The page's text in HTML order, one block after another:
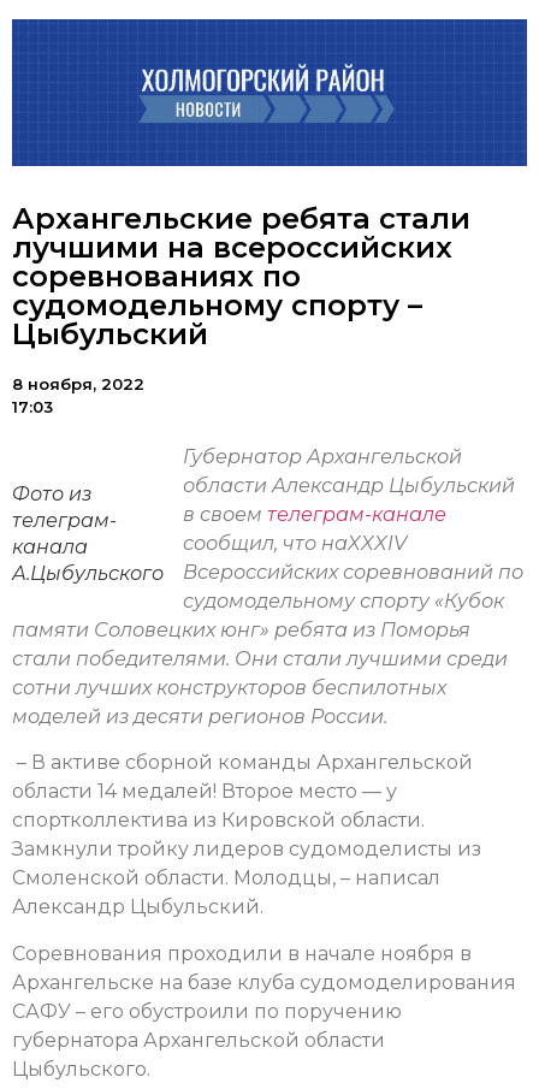
Архангельские ребята стали
лучшими на всероссийских
соревнованиях по
судомодельному спорту –
Цыбульский
8 ноября, 2022
17:03
Фото из
телеграм-
канала
А.Цыбульского
Губернатор Архангельской
области Александр Цыбульский
в своем телеграм-канале
сообщил, что наXXXIV
Всероссийских соревнований по
судомодельному спорту «Кубок
памяти Соловецких юнг» ребята из Поморья
стали победителями. Они стали лучшими среди
сотни лучших конструкторов беспилотных
моделей из десяти регионов России.
– В активе сборной команды Архангельской
области 14 медалей! Второе место — у
спортколлектива из Кировской области.
Замкнули тройку лидеров судомоделисты из
Смоленской области. Молодцы, – написал
Александр Цыбульский.
Соревнования проходили в начале ноября в
Архангельске на базе клуба судомоделирования
САФУ – его обустроили по поручению
губернатора Архангельской области
Цыбульского.